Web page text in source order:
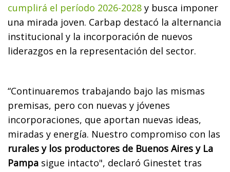
cumplirá el período 2026-2028 y busca imponer
una mirada joven. Carbap destacó la alternancia
institucional y la incorporación de nuevos
liderazgos en la representación del sector.
“Continuaremos trabajando bajo las mismas
premisas, pero con nuevas y jóvenes
incorporaciones, que aportan nuevas ideas,
miradas y energía. Nuestro compromiso con las
rurales y los productores de Buenos Aires y La
Pampa sigue intacto", declaró Ginestet tras